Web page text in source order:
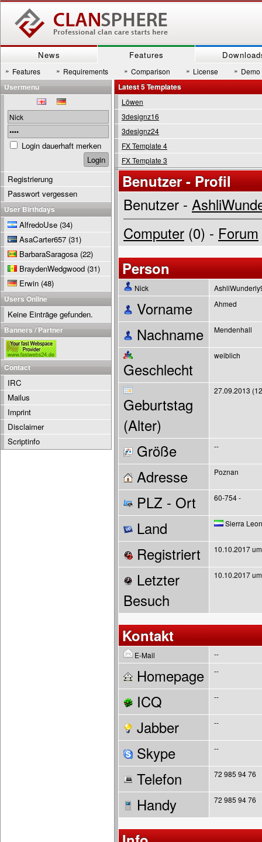
News Features
» Features » Requirements » Comparison » License » Demo
Latest 5 Templates
Löwen
3designz16
3designz24
FX Template 4
FX Template 3
Benutzer - Profil
Benutzer -
Computer (0) - Forum
Person
Nick
Vorname Ahmed
Nachname Mendenhall
Geschlecht
weiblich
Geburtstag
(Alter)
27.09.2013
Größe --
Adresse Poznan
PLZ - Ort 60-754 -
Land Sierra
Registriert 10.10.2017
Letzter
Besuch
10.10.2017
Kontakt
E-Mail --
Homepage --
ICQ --
Jabber --
Skype --
Telefon 72 985 94 76
Handy 72 985 94 76
Usermenu
Login dauerhaft merken
Registrierung
Passwort vergessen
User Birthdays
AlfredoUse (34)
AsaCarter657 (31)
BarbaraSaragosa (22)
BraydenWedgwood (31)
Erwin (48)
Users Online
Keine Einträge gefunden.
Banners / Partner
Contact
IRC
Mailus
Imprint
Disclaimer
Scriptinfo